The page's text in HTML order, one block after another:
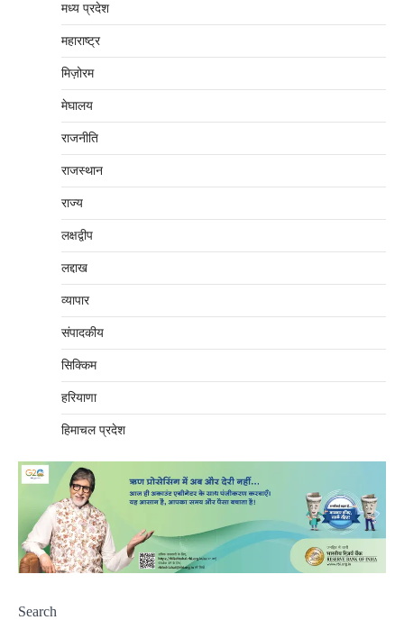
मध्‍य प्रदेश
महाराष्‍ट्र
मिज़ोरम
मेघालय
राजनीति
राजस्थान
राज्य
लक्षद्वीप
लद्दाख
व्यापार
संपादकीय
सिक्किम
हरियाणा
हिमाचल प्रदेश
Search